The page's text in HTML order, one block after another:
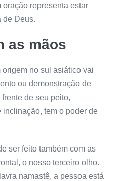
representa estar
de Deus.
as mãos
no sul asiático vai
ou demonstração de
de seu peito,
tem o poder de
ser feito também com as
o nosso terceiro olho.
namastê, a pessoa está